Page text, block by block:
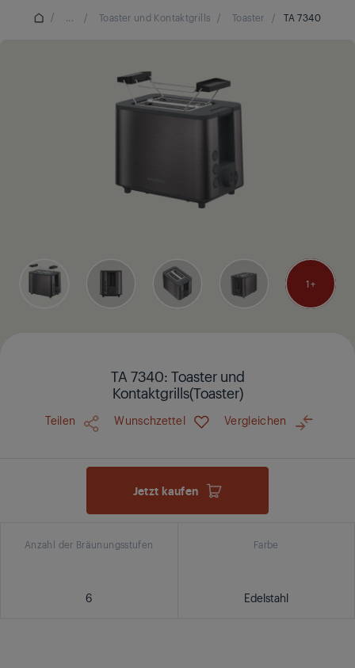
/ ... / Toaster und Kontaktgrills / Toaster / TA 7340
1
TA 7340: Toaster und
Kontaktgrills(Toaster)
Teilen Wunschzettel Vergleichen
Jetzt kaufen
Anzahl der Bräunungsstufen
6
Farbe
Edelstahl